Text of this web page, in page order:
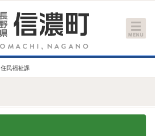
サイズ
縮小 標準 拡大
住民福祉課